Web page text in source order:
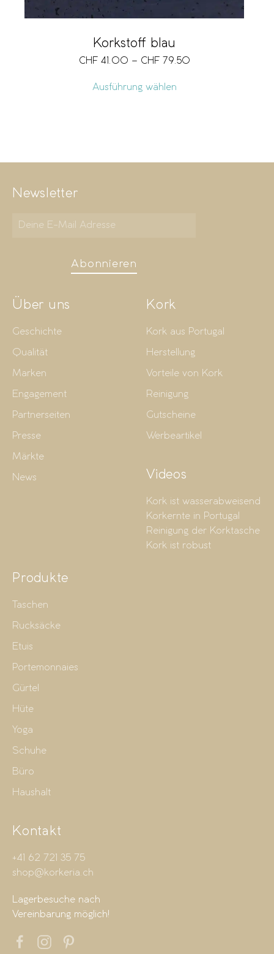
Korkstoff blau
CHF 41.00 – CHF 79.50
Ausführung wählen
Newsletter
Abonnieren
Über uns
Geschichte
Qualität
Marken
Engagement
Partnerseiten
Presse
Märkte
News
Kork
Kork aus Portugal
Herstellung
Vorteile von Kork
Reinigung
Gutscheine
Werbeartikel
Videos
Kork ist wasserabweisend
Korkernte in Portugal
Reinigung der Korktasche
Kork ist robust
Produkte
Taschen
Rucksäcke
Etuis
Portemonnaies
Gürtel
Hüte
Yoga
Schuhe
Büro
Haushalt
Kontakt
+41 62 721 35 75
shop@korkeria.ch
Lagerbesuche nach
Vereinbarung möglich!